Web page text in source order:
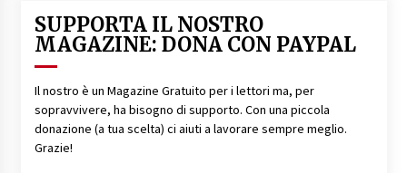
SUPPORTA IL NOSTRO
MAGAZINE: DONA CON PAYPAL
Il nostro è un Magazine Gratuito per i lettori ma, per
sopravvivere, ha bisogno di supporto. Con una piccola
donazione (a tua scelta) ci aiuti a lavorare sempre meglio.
Grazie!